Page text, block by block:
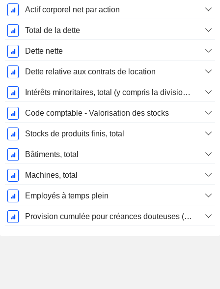
Actif corporel net par action
Total de la dette
Dette nette
Dette relative aux contrats de location
Intérêts minoritaires, total (y compris la division financière)
Code comptable - Valorisation des stocks
Stocks de produits finis, total
Bâtiments, total
Machines, total
Employés à temps plein
Provision cumulée pour créances douteuses (Supple)